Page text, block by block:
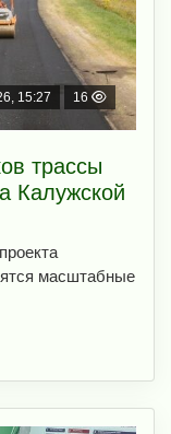
15:27 16
трассы
Калужской
масштабные